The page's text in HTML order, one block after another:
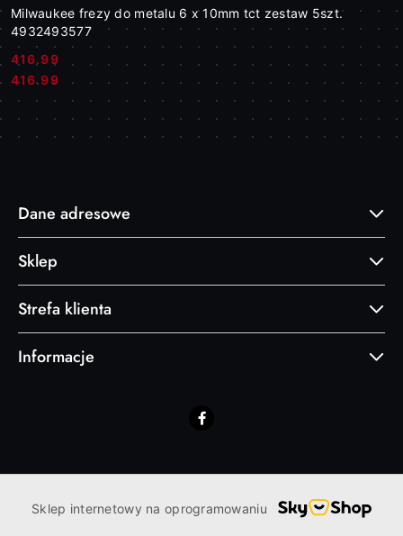
Milwaukee frezy do metalu 6 x 10mm tct zestaw 5szt.
4932493577
Cena:
416.99
Cena:
416.99
Dane adresowe
Sklep
Strefa klienta
Informacje
Sklep internetowy na oprogramowaniu